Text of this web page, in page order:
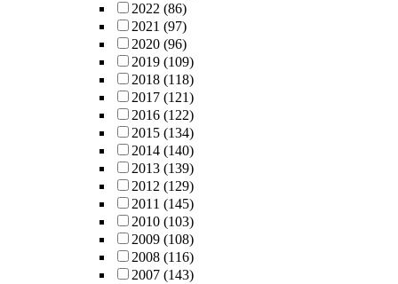
2022 (86)
2021 (97)
2020 (96)
2019 (109)
2018 (118)
2017 (121)
2016 (122)
2015 (134)
2014 (140)
2013 (139)
2012 (129)
2011 (145)
2010 (103)
2009 (108)
2008 (116)
2007 (143)